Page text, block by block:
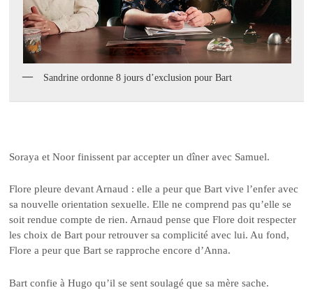
Sandrine ordonne 8 jours d’exclusion pour Bart
Soraya et Noor finissent par accepter un dîner avec Samuel.
Flore pleure devant Arnaud : elle a peur que Bart vive l’enfer avec
sa nouvelle orientation sexuelle. Elle ne comprend pas qu’elle se
soit rendue compte de rien. Arnaud pense que Flore doit respecter
les choix de Bart pour retrouver sa complicité avec lui. Au fond,
Flore a peur que Bart se rapproche encore d’Anna.
Bart confie à Hugo qu’il se sent soulagé que sa mère sache.